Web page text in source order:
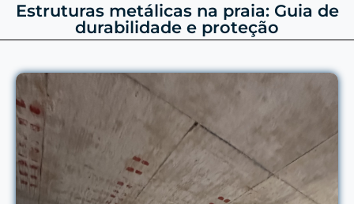
Estruturas metálicas na praia: Guia de
durabilidade e proteção